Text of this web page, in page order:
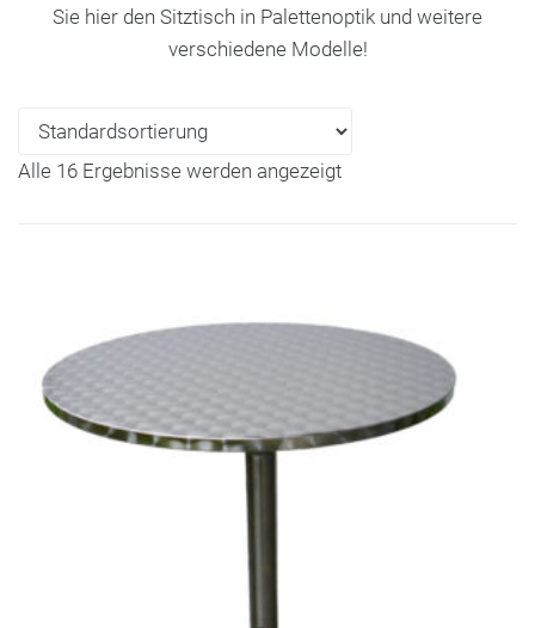
Sie hier den Sitztisch in Palettenoptik und weitere
verschiedene Modelle!
Alle 16 Ergebnisse werden angezeigt